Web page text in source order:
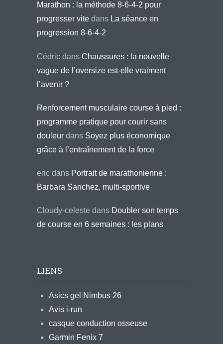
Marathon : la méthode 8-6-4-2 pour
progresser vite dans La séance en
progression 8-6-4-2
Cédric dans Chaussures : la nouvelle
vague de l’oversize est-elle vraiment
l’avenir ?
Renforcement musculaire course à pied :
programme pratique pour courir sans
douleur dans Soyez plus économique
grâce à l’entraînement de la force
eric dans Portrait de marathonienne :
Barbara Sanchez, multi-sportive
Cloudy-celeste dans Doubler son temps
de course en 6 semaines : les plans
LIENS
Asics gel Nimbus 26
Avis i-run
casque conduction osseuse
Garmin Fenix 7